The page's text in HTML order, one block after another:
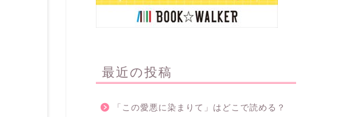
最近の投稿
「この愛悪に染まりて」はどこで読める？